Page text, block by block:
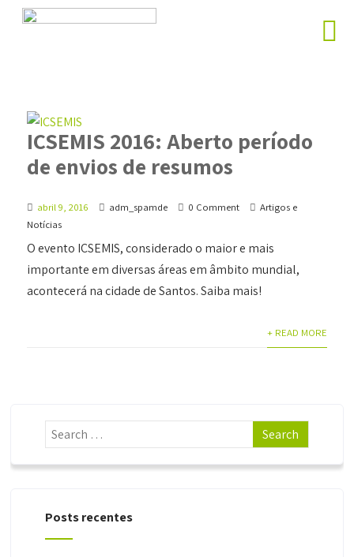
ICSEMIS 2016: Aberto período
de envios de resumos
abril 9, 2016 adm_spamde 0 Comment
Artigos e
Notícias
O evento ICSEMIS, considerado o maior e mais
importante em diversas áreas em âmbito mundial,
acontecerá na cidade de Santos. Saiba mais!
+ READ MORE
Posts recentes